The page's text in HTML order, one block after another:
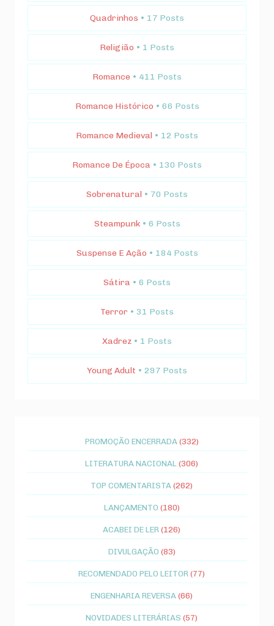
Quadrinhos • 17 Posts
Religião • 1 Posts
Romance • 411 Posts
Romance Histórico • 66 Posts
Romance Medieval • 12 Posts
Romance De Época • 130 Posts
Sobrenatural • 70 Posts
Steampunk • 6 Posts
Suspense E Ação • 184 Posts
Sátira • 6 Posts
Terror • 31 Posts
Xadrez • 1 Posts
Young Adult • 297 Posts
PROMOÇÃO ENCERRADA (332)
LITERATURA NACIONAL(306)
TOP COMENTARISTA(262)
LANÇAMENTO (180)
ACABEI DE LER(126)
DIVULGAÇÃO (83)
RECOMENDADO PELO LEITOR(77)
ENGENHARIA REVERSA(66)
NOVIDADES LITERÁRIAS (57)